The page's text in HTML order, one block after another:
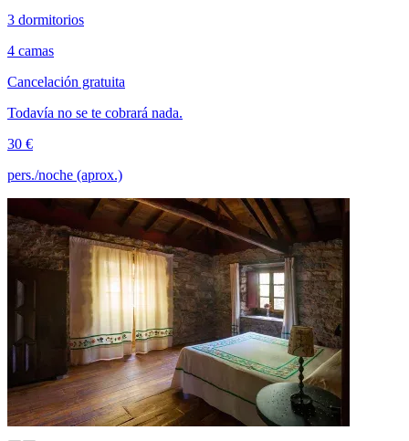
3 dormitorios
4 camas
Cancelación gratuita
Todavía no se te cobrará nada.
30 €
pers./noche (aprox.)